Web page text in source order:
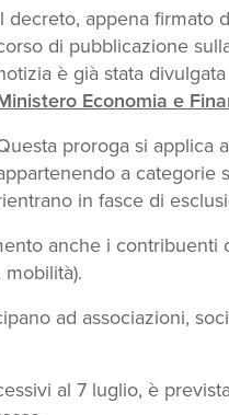
decreto, appena firmato
di pubblicazione
è già stata
Economia e
proroga si applica
a categorie
in fasce di
anche i
ad associazioni,
al 7 luglio, è